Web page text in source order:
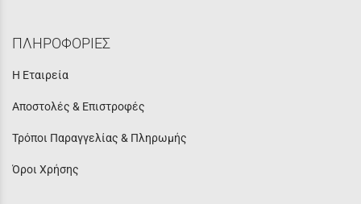
ΠΛΗΡΟΦΟΡΙΕΣ
Η Εταιρεία
Αποστολές & Επιστροφές
Τρόποι Παραγγελίας & Πληρωμής
Όροι Χρήσης